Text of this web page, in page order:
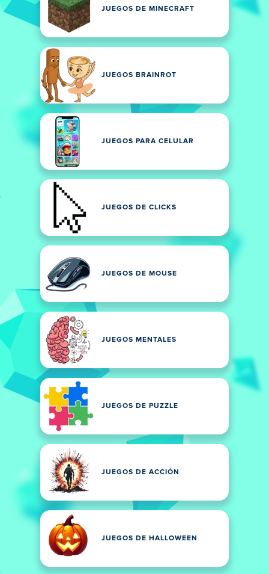
JUEGOS DE MINECRAFT
JUEGOS BRAINROT
JUEGOS PARA CELULAR
JUEGOS DE CLICKS
JUEGOS DE MOUSE
JUEGOS MENTALES
JUEGOS DE PUZZLE
JUEGOS DE ACCIÓN
JUEGOS DE HALLOWEEN